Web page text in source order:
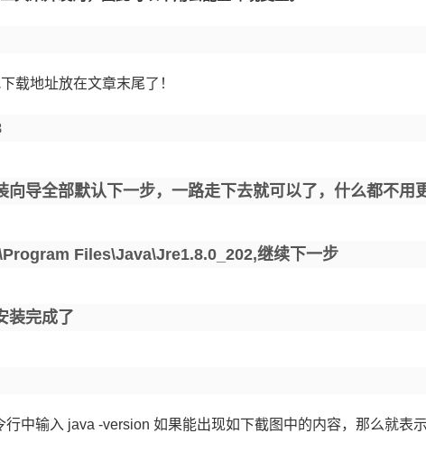
载地址放在文章末尾了！
导全部默认下一步，一路走下去就可以了，什么都不用
Files\Java\jre1.8.0_202,继续下一步
装完成了
中输入 java -version 如果能出现如下截图中的内容，那么就表示